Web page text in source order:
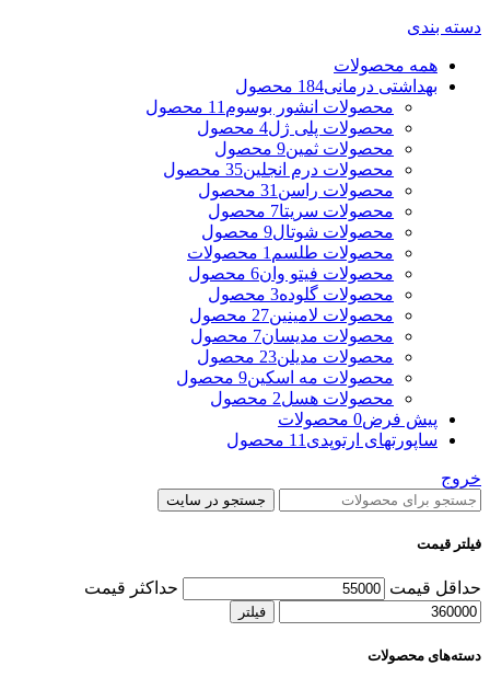
دسته بندی
همه محصولات
بهداشتی درمانی184 محصول
محصولات انشور بوسوم 11 محصول
محصولات پلی ژل4 محصول
محصولات ثمین9 محصول
محصولات درم انجلین35 محصول
محصولات راسن 31 محصول
محصولات سریتا7 محصول
محصولات شوتال9 محصول
محصولات طلسم 1 محصولات
محصولات فیتو وان6 محصول
محصولات گلوده3 محصول
محصولات لامینین27 محصول
محصولات مدیسان7 محصول
محصولات مدیلن23 محصول
محصولات مه اسکین9 محصول
محصولات هسل2 محصول
پیش فرض0 محصولات
ساپورتهای ارتوپدی 11 محصول
خروج
جستجو در سایت
فیلتر قیمت
حداقل قیمت حداکثر قیمت
فیلتر
دسته‌های محصولات